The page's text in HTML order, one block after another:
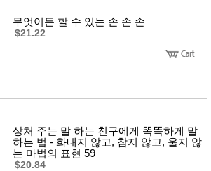
무엇이든 할 수 있는 손 손 손
$21.22
상처 주는 말 하는 친구에게 똑똑하게 말
하는 법 - 화내지 않고, 참지 않고, 울지 않
는 마법의 표현 59
$20.84